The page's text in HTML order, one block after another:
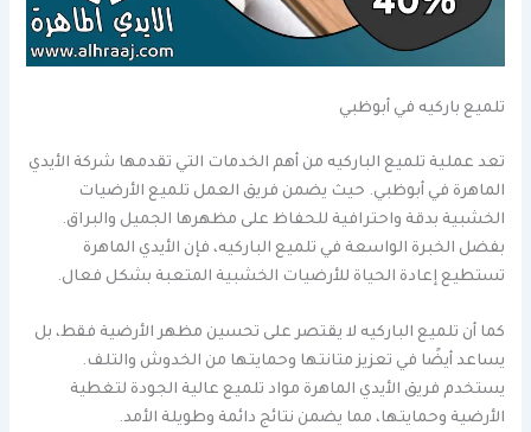
تلميع باركيه في أبوظبي
تعد عملية تلميع الباركيه من أهم الخدمات التي تقدمها شركة الأيدي
الماهرة في أبوظبي. حيث يضمن فريق العمل تلميع الأرضيات
الخشبية بدقة واحترافية للحفاظ على مظهرها الجميل والبراق.
بفضل الخبرة الواسعة في تلميع الباركيه، فإن الأيدي الماهرة
تستطيع إعادة الحياة للأرضيات الخشبية المتعبة بشكل فعال.
كما أن تلميع الباركيه لا يقتصر على تحسين مظهر الأرضية فقط، بل
يساعد أيضًا في تعزيز متانتها وحمايتها من الخدوش والتلف.
يستخدم فريق الأيدي الماهرة مواد تلميع عالية الجودة لتغطية
الأرضية وحمايتها، مما يضمن نتائج دائمة وطويلة الأمد.